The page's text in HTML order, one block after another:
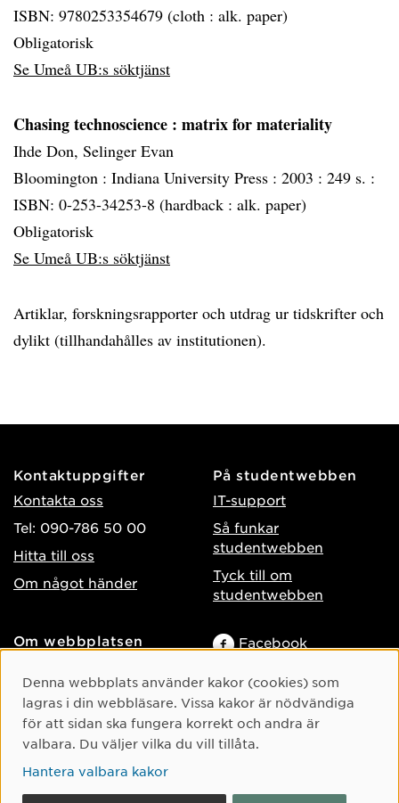
ISBN: 9780253354679 (cloth : alk. paper)
Obligatorisk
Se Umeå UB:s söktjänst
Chasing technoscience : matrix for materiality
Ihde Don, Selinger Evan
Bloomington : Indiana University Press : 2003 : 249 s. :
ISBN: 0-253-34253-8 (hardback : alk. paper)
Obligatorisk
Se Umeå UB:s söktjänst
Artiklar, forskningsrapporter och utdrag ur tidskrifter och
dylikt (tillhandahålles av institutionen).
Kontaktuppgifter
Kontakta oss
Tel: 090-786 50 00
Hitta till oss
Om något händer
På studentwebben
IT-support
Så funkar
studentwebben
Tyck till om
studentwebben
Om webbplatsen
Behandling av
personuppgifter
Hantera kakor
Facebook
TikTok
Youtube
Cookie-samtycke
Denna webbplats använder kakor (cookies) som
lagras i din webbläsare. Vissa kakor är nödvändiga
för att sidan ska fungera korrekt och andra är
valbara. Du väljer vilka du vill tillåta.
Hantera valbara kakor